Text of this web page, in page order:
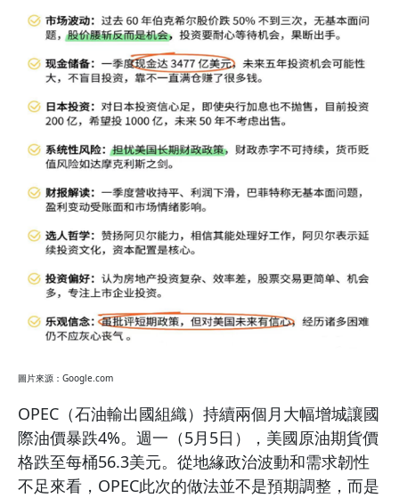
圖片來源：Google.com
OPEC（石油輸出國組織）持續兩個月大幅增城讓國
際油價暴跌4%。週一（5月5日），美國原油期貨價
格跌至每桶56.3美元。從地緣政治波動和需求韌性
不足來看，OPEC此次的做法並不是預期調整，而是